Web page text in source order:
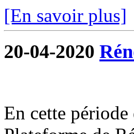
[En savoir plus]
20-04-2020
En cette